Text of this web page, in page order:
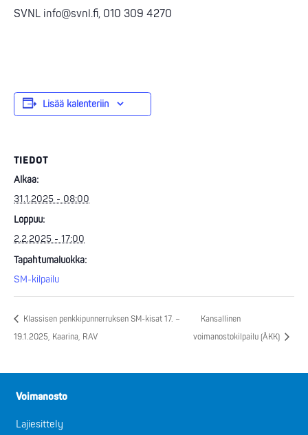
SVNL info@svnl.fi, 010 309 4270
Lisää kalenteriin
TIEDOT
Alkaa:
31.1.2025 - 08:00
Loppuu:
2.2.2025 - 17:00
Tapahtumaluokka:
SM-kilpailu
Klassisen penkkipunnerruksen SM-kisat 17. –
19.1.2025, Kaarina, RAV
Kansallinen
voimanostokilpailu (ÅKK)
Voimanosto
Lajiesittely